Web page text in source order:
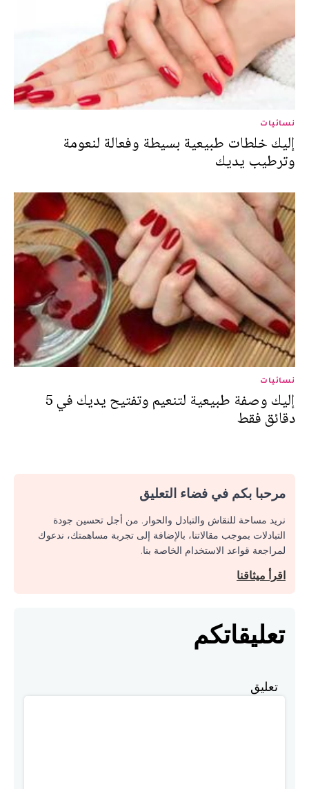
نسائيات
إليك خلطات طبيعية بسيطة وفعالة لنعومة
وترطيب يديك
نسائيات
إليك وصفة طبيعية لتنعيم وتفتيح يديك في 5
دقائق فقط
مرحبا بكم في فضاء التعليق
نريد مساحة للنقاش والتبادل والحوار. من أجل تحسين جودة
التبادلات بموجب مقالاتنا، بالإضافة إلى تجربة مساهمتك، ندعوك
لمراجعة قواعد الاستخدام الخاصة بنا.
اقرأ ميثاقنا
تعليقاتكم
تعليق